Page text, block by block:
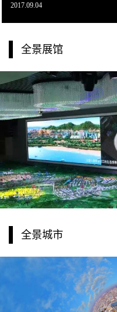
现在、未来的空间结构、发展
策略、景观风貌、功能分区等,
布展手法别具一格。
2017.09.04
全景展馆
全景城市